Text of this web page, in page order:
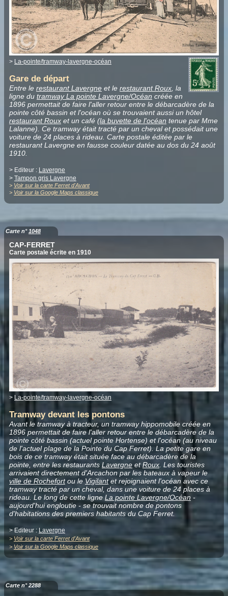
> La-pointe/tramway-lavergne-océan
Gare de départ
Entre le restaurant Lavergne et le restaurant Roux , la
ligne du tramway La pointe Lavergne/Océan créée en
1896 permettait de faire l'aller retour entre le débarcadère de la
pointe côté bassin et l'océan où se trouvaient aussi un hôtel
restaurant Roux et un café (la buvette de l'océan tenue par Mme
Lalanne). Ce tramway était tracté par un cheval et possédait une
voiture de 24 places à rideau. Carte postale éditée par le
restaurant Lavergne en fausse couleur datée au dos du 24 août
1910.
> Editeur : Lavergne
> Tampon gris Lavergne
> Voir sur la carte Ferret d'Avant
> Voir sur la Google Maps classique
Carte n°1048
CAP-FERRET
Carte postale écrite en 1910
> La-pointe/tramway-lavergne-océan
Tramway devant les pontons
Avant le tramway à tracteur, un tramway hippomobile créée en
1896 permettait de faire l'aller retour entre le débarcadère de la
pointe côté bassin (actuel pointe Hortense) et l'océan (au niveau
de l'actuel plage de la Pointe du Cap Ferret). La petite gare en
bois de ce tramway était située face au débarcadère de la
pointe, entre les restaurants Lavergne etRoux . Les touristes
arrivaient directement d'Arcachon par les bateaux à vapeur le
ville de Rochefortou le Vigilantet rejoignaient l'océan avec ce
tramway tracté par un cheval, dans une voiture de 24 places à
rideau. Le long de cette ligne La pointe Lavergne/Océan -
aujourd'hui engloutie - se trouvait nombre de pontons
d'habitations des premiers habitants du Cap Ferret.
> Editeur : Lavergne
> Voir sur la carte Ferret d'Avant
> Voir sur la Google Maps classique
Carte n° 2288